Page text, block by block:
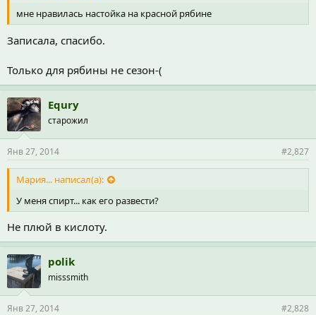
мне нравилась настойка на красной рябине
Записала, спасибо.
Только для рябины не сезон-(
Equry
старожил
Янв 27, 2014 #2,827
Мария... написал(а):
У меня спирт... как его развести?
Не плюй в кислоту.
polik
misssmith
Янв 27, 2014 #2,828